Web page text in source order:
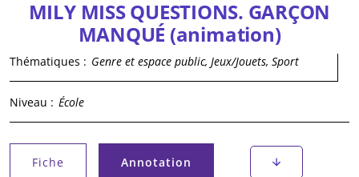
MILY MISS QUESTIONS. GARÇON
MANQUÉ (animation)
Thématiques : Genre et espace public, Jeux/Jouets, Sport
Niveau : École
Onglets principaux
Fiche Annotation
(onglet actif)